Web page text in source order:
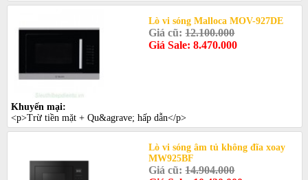
Lò vi sóng Malloca MOV-927DE
Giá cũ:12.100.000
Giá Sale: 8.470.000
Khuyến mại:
<p>Trừ tiền mặt + Qu&agrave; hấp dẫn</p>
Lò vi sóng âm tủ không đĩa xoay
MW925BF
Giá cũ:14.904.000